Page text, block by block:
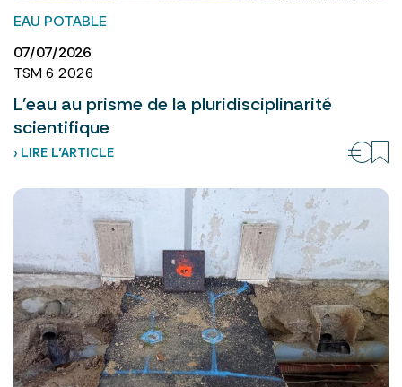
EAU POTABLE
07/07/2026
TSM 6 2026
L’eau au prisme de la pluridisciplinarité
scientifique
› LIRE L’ARTICLE